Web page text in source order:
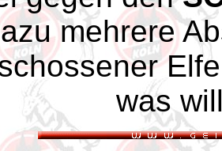
mehrere
was